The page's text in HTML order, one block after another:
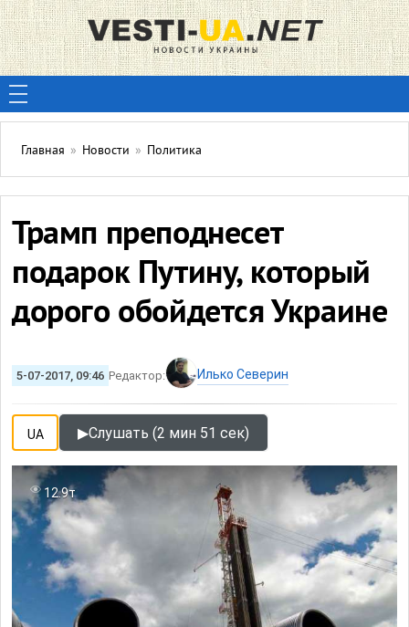
Главная » Новости » Политика
Трамп преподнесет
подарок Путину, который
дорого обойдется Украине
5-07-2017, 09:46 Редактор: Илько Северин
UA ▶Слушать (2 мин 51 сек)
12.9т